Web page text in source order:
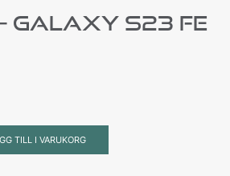
Galaxy S23 FE
TILL I VARUKORG